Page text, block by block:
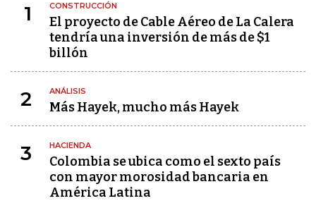
1 CONSTRUCCIÓN
El proyecto de Cable Aéreo de La Calera
tendría una inversión de más de $1
billón
2 ANÁLISIS
Más Hayek, mucho más Hayek
3 HACIENDA
Colombia se ubica como el sexto país
con mayor morosidad bancaria en
América Latina